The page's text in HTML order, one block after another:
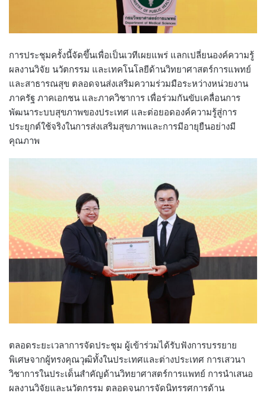
การประชุมครั้งนี้จัดขึ้นเพื่อเป็นเวทีเผยแพร่ แลกเปลี่ยนองค์ความรู้
ผลงานวิจัย นวัตกรรม และเทคโนโลยีด้านวิทยาศาสตร์การแพทย์
และสาธารณสุข ตลอดจนส่งเสริมความร่วมมือระหว่างหน่วยงาน
ภาครัฐ ภาคเอกชน และภาควิชาการ เพื่อร่วมกันขับเคลื่อนการ
พัฒนาระบบสุขภาพของประเทศ และต่อยอดองค์ความรู้สู่การ
ประยุกต์ใช้จริงในการส่งเสริมสุขภาพและการมีอายุยืนอย่างมี
คุณภาพ
ตลอดระยะเวลาการจัดประชุม ผู้เข้าร่วมได้รับฟังการบรรยาย
พิเศษจากผู้ทรงคุณวุฒิทั้งในประเทศและต่างประเทศ การเสวนา
วิชาการในประเด็นสำคัญด้านวิทยาศาสตร์การแพทย์ การนำเสนอ
ผลงานวิจัยและนวัตกรรม ตลอดจนการจัดนิทรรศการด้าน